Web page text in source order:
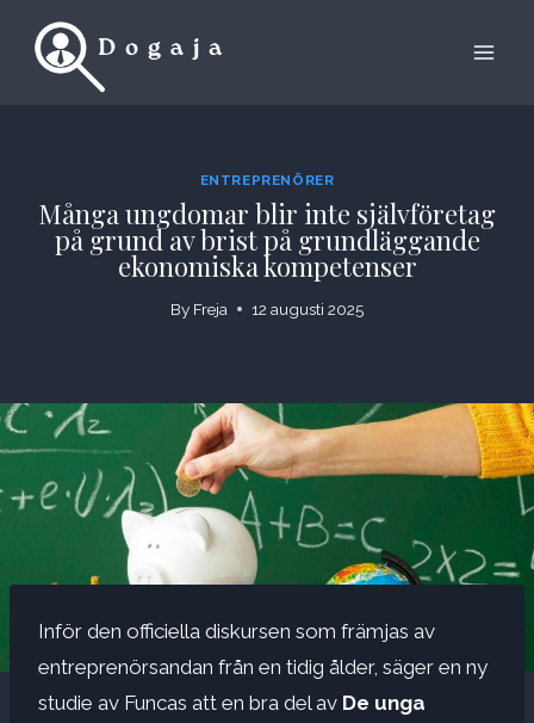
ENTREPRENÖRER
Många ungdomar blir inte självföretag
på grund av brist på grundläggande
ekonomiska kompetenser
By Freja 12 augusti 2025
Inför den officiella diskursen som främjas av
entreprenörsandan från en tidig ålder, säger en ny
studie av Funcas att en bra del av De unga